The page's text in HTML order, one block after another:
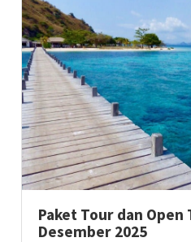
Paket Tour dan Open
Desember 2025